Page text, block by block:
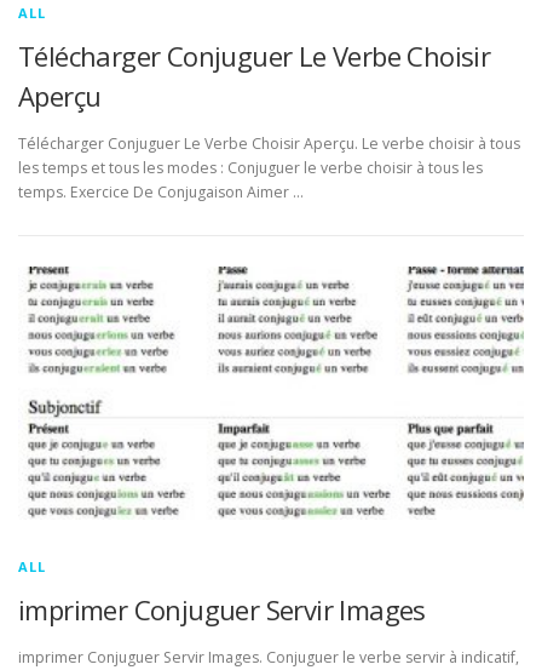
ALL
Télécharger Conjuguer Le Verbe Choisir
Aperçu
Télécharger Conjuguer Le Verbe Choisir Aperçu. Le verbe choisir à tous
les temps et tous les modes : Conjuguer le verbe choisir à tous les
temps. Exercice De Conjugaison Aimer …
ALL
imprimer Conjuguer Servir Images
imprimer Conjuguer Servir Images. Conjuguer le verbe servir à indicatif,